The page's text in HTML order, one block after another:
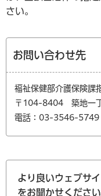
さい。
お問い合わせ先
福祉保健部介護保険課
〒104-8404 築地一
電話：03-3546-5749
より良いウェブサ
をお聞かせください